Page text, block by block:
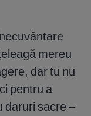
mereu
dar tu nu
pentru a
daruri sacre –